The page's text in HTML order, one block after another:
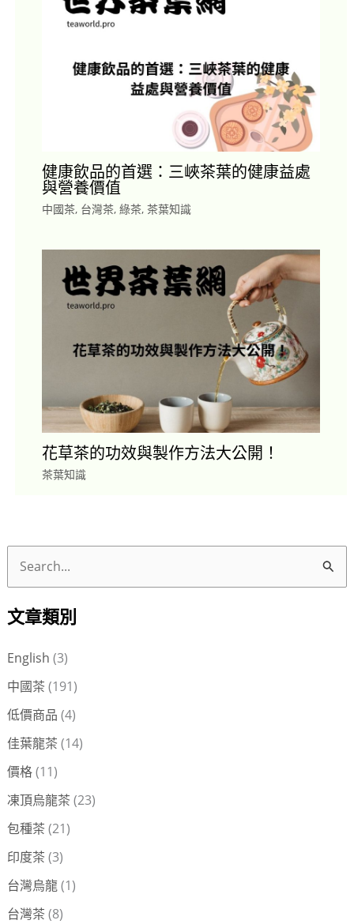
健康飲品的首選：三峽茶葉的健康益處
與營養價值
中國茶, 台灣茶, 綠茶, 茶葉知識
花草茶的功效與製作方法大公開！
茶葉知識
關
文章類別
English (3)
中國茶 (191)
低價商品 (4)
佳葉龍茶 (14)
價格(11)
凍頂烏龍茶 (23)
包種茶 (21)
印度茶 (3)
台灣烏龍(1)
台灣茶 (8)